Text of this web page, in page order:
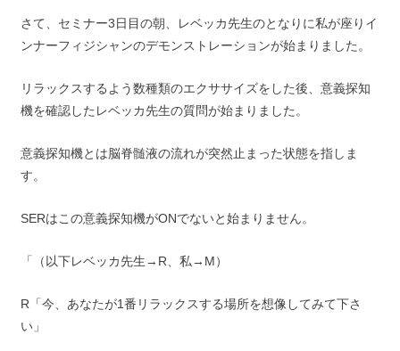
さて、セミナー3日目の朝、レベッカ先生のとなりに私が座りイ
ンナーフィジシャンのデモンストレーションが始まりました。
リラックスするよう数種類のエクササイズをした後、意義探知
機を確認したレベッカ先生の質問が始まりました。
意義探知機とは脳脊髄液の流れが突然止まった状態を指しま
す。
SERはこの意義探知機がONでないと始まりません。
「（以下レベッカ先生→R、私→M）
R「今、あなたが1番リラックスする場所を想像してみて下さ
い」